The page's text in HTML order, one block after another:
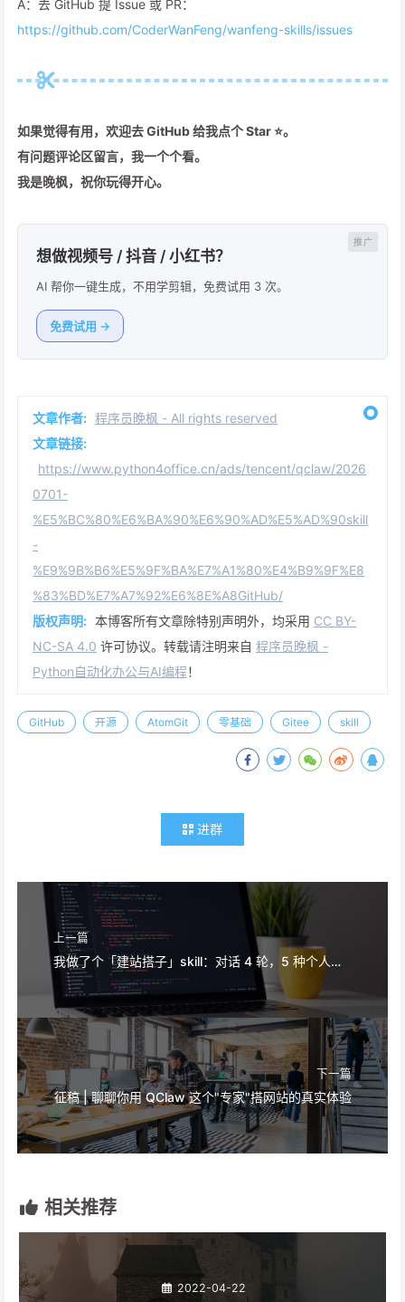
A：去 GitHub 提 Issue 或 PR：
https://github.com/CoderWanFeng/wanfeng-skills/issues
如果觉得有用，欢迎去 GitHub 给我点个 Star ⭐。
有问题评论区留言，我一个个看。
我是晚枫，祝你玩得开心。
想做视频号 / 抖音 / 小红书？
AI 帮你一键生成，不用学剪辑，免费试用 3 次。
免费试用 →
文章作者: 程序员晚枫 - All rights reserved
文章链接:
https://www.python4office.cn/ads/tencent/qclaw/2026
0701-
%E5%BC%80%E6%BA%90%E6%90%AD%E5%AD%90skill
-
%E9%9B%B6%E5%9F%BA%E7%A1%80%E4%B9%9F%E8
%83%BD%E7%A7%92%E6%8E%A8GitHub/
版权声明: 本博客所有文章除特别声明外，均采用 CC BY-
NC-SA 4.0 许可协议。转载请注明来自 程序员晚枫 -
Python自动化办公与AI编程！
GitHub 开源 AtomGit 零基础 Gitee skill
进群
上一篇
下一篇
征稿 | 聊聊你用 QClaw 这个"专家"搭网站的真实体验
相关推荐
2022-04-22